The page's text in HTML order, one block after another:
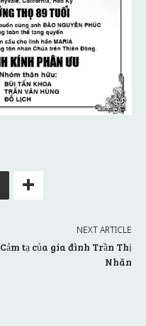
NEXT ARTICLE
Cảm tạ của gia đình Trần Thị
Nhãn